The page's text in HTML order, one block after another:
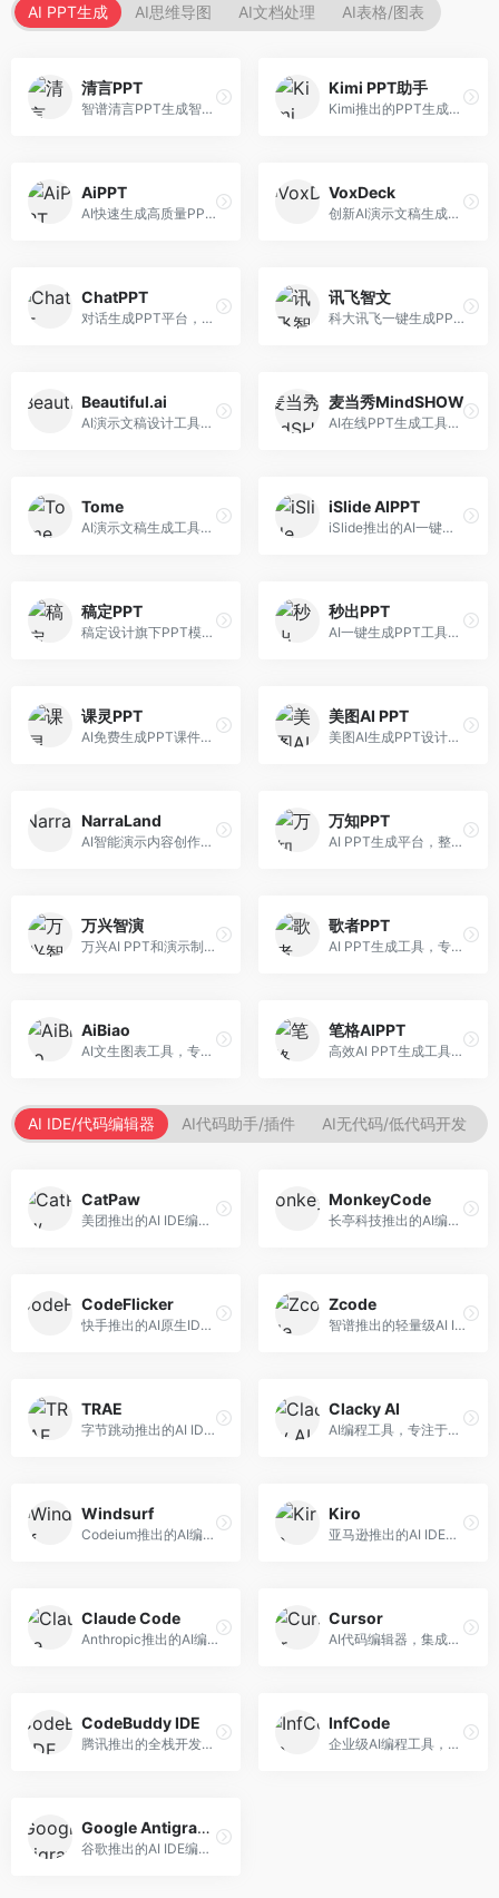
AI PPT生成 AI思维导图 AI文档处理 AI表格/图表
清言PPT
智谱清言PPT生成智能体，基于GLM大模型。面向智谱用户，支持对话生成PPT、内容优化等服务，与智谱生态深度整合。
Kimi PPT助手
Kimi推出的PPT生成智能体，整合长文本处理能力。面向职场人士和学生，支持文档解析、PPT生成、内容优化等服务，与Kimi生态深度整合。
AiPPT
AI快速生成高质量PPT平台，支持主题定制。面向职场人士和学生，提供一键生成、模板选择、内容优化等服务，PPT制作速度快，设计质量高。
VoxDeck
创新AI演示文稿生成工具，支持语音交互创作。面向职场人士，支持语音输入、PPT生成、内容优化等功能，语音创作体验便捷。
ChatPPT
对话生成PPT平台，支持自然语言交互创作。面向职场人士和教育工作者，通过对话方式完成PPT制作，交互体验友好，创作过程直观。
讯飞智文
科大讯飞一键生成PPT和Word工具，整合语音技术。面向职场人士，支持语音输入、文档生成、格式调整等功能，办公效率显著提升。
Beautiful.ai
AI演示文稿设计工具，专注于自动化设计排版。面向职场人士，提供智能排版、模板选择、设计优化等服务，设计美观度高。
麦当秀MindSHOW
AI在线PPT生成工具，支持思维导图转PPT。面向职场人士，提供思维导图导入、PPT生成、模板选择等服务，思维导图转PPT效率高。
Tome
AI演示文稿生成工具，专注于故事化演示创作。面向创业者和营销人员，提供故事叙述、视觉设计、内容生成等服务，演示文稿叙事性强。
iSlide AIPPT
iSlide推出的AI一键设计精美PPT工具。面向PPT设计用户，提供模板库、内容生成、设计优化等服务，与iSlide插件深度整合。
稿定PPT
稿定设计旗下PPT模板资源库，整合AI生成功能。面向设计师和职场人士，提供海量PPT模板、AI内容生成等服务，模板质量高。
秒出PPT
AI一键生成PPT工具，专注于快速演示文稿制作。面向职场人士，支持主题输入、内容生成、模板套用等功能，PPT生成速度快，适合紧急制作场景。
课灵PPT
AI免费生成PPT课件平台，专注于教育场景。面向教师和教育工作者，提供课件生成、教学设计、模板选择等服务，教育适配性强。
美图AI PPT
美图AI生成PPT设计工具，整合图像处理能力。面向设计师和职场人士，提供PPT生成、图片美化、设计优化等服务，视觉设计美观。
NarraLand
AI智能演示内容创作平台，专注于叙事演示。面向内容创作者，提供故事创作、演示生成、动画设计等服务，演示内容生动有趣。
万知PPT
AI PPT生成平台，整合知识库与创作功能。面向职场人士，支持内容检索、PPT生成、设计优化等服务，知识整合能力强。
万兴智演
万兴AI PPT和演示制作软件，整合视频演示功能。面向职场人士和教育工作者，提供PPT生成、演示录制、视频制作等服务，演示功能完善。
歌者PPT
AI PPT生成工具，专注于演示文稿智能创作。面向职场人士，支持主题输入、内容生成、设计美化等功能，PPT制作效率高。
AiBiao
AI文生图表工具，专注于数据可视化展示。面向数据分析师和职场人士，提供图表生成、数据可视化、PPT嵌入等服务，数据展示专业。
笔格AIPPT
高效AI PPT生成工具，专注于演示文稿智能创作。面向职场人士，支持主题输入、内容生成、设计美化等功能，PPT制作效率高。
AI IDE/代码编辑器 AI代码助手/插件 AI无代码/低代码开发
CatPaw
美团推出的AI IDE编程工具，专注于本地开发生态。面向开发者，提供智能代码补全、代码生成、项目管理等服务，本地开发体验好。
MonkeyCode
长亭科技推出的AI编程助手，专注于安全开发。面向开发者，提供代码生成、安全检测、漏洞修复等服务，安全开发能力强。
CodeFlicker
快手推出的AI原生IDE，专注于短视频相关开发。面向快手生态开发者，提供代码生成、调试辅助等服务，与快手开发生态深度整合。
Zcode
智谱推出的轻量级AI IDE，基于GLM模型。面向开发者，提供智能代码补全、代码生成、错误检测等服务，中文编程支持好。
TRAE
字节跳动推出的AI IDE编程工具，深度集成大模型能力。面向开发者，提供智能代码补全、代码解释、重构优化等服务，编程效率显著提升。
Clacky AI
AI编程工具，专注于代码智能生成与优化。面向开发者，提供代码生成、代码重构、错误修复等服务，编程效率高。
Windsurf
Codeium推出的AI编程工具，专注于代码智能辅助。面向开发者，提供代码补全、代码生成、代码解释等服务，多语言支持完善。
Kiro
亚马逊推出的AI IDE，深度整合AWS云服务。面向AWS开发者，提供代码生成、云服务集成、部署自动化等服务，与AWS生态无缝衔接。
Claude Code
Anthropic推出的AI编程工具，基于Claude模型。面向开发者，提供代码生成、代码审查、调试辅助等服务，代码质量高，推理能力强。
Cursor
AI代码编辑器，集成GPT-4模型，专注于智能编程辅助。面向开发者，提供代码生成、代码解释、错误修复等服务，编程体验流畅，开发效率高。
CodeBuddy IDE
腾讯推出的全栈开发AI IDE，整合腾讯云服务。面向开发者，提供代码生成、调试辅助、部署服务等功能，与腾讯云生态深度整合。
InfCode
企业级AI编程工具，专注于团队协作开发。面向企业开发团队，提供代码生成、代码审查、团队协作等服务，企业级功能完善。
Google Antigravity
谷歌推出的AI IDE编程智能体，整合Google Cloud服务。面向谷歌生态开发者，提供智能编程辅助、云服务集成等功能。